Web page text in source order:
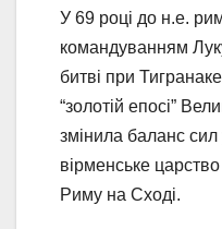
У 69 році до н.е.
командуванням
битві при
“золотій епосі”
змінила баланс сил
вірменське
Риму на Сході.